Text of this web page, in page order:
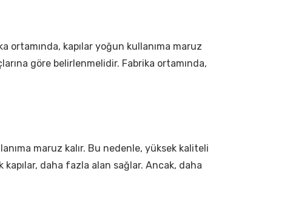
ortamında, kapılar yoğun kullanıma maruz
göre belirlenmelidir. Fabrika ortamında,
maruz kalır. Bu nedenle, yüksek kaliteli
daha fazla alan sağlar. Ancak, daha